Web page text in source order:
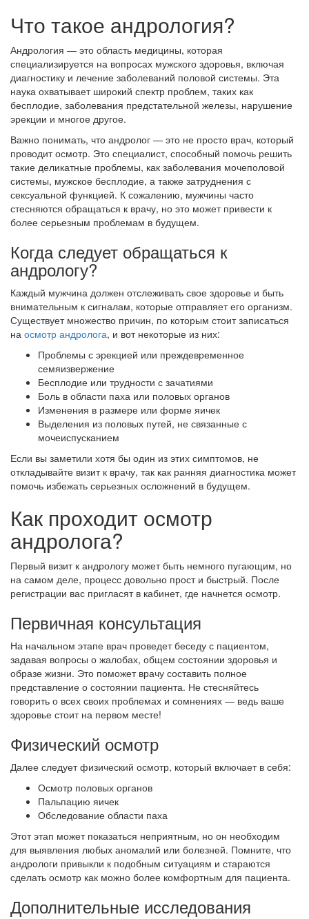
Что такое андрология?
Андрология — это область медицины, которая
специализируется на вопросах мужского здоровья, включая
диагностику и лечение заболеваний половой системы. Эта
наука охватывает широкий спектр проблем, таких как
бесплодие, заболевания предстательной железы, нарушение
эрекции и многое другое.
Важно понимать, что андролог — это не просто врач, который
проводит осмотр. Это специалист, способный помочь решить
такие деликатные проблемы, как заболевания мочеполовой
системы, мужское бесплодие, а также затруднения с
сексуальной функцией. К сожалению, мужчины часто
стесняются обращаться к врачу, но это может привести к
более серьезным проблемам в будущем.
Когда следует обращаться к
андрологу?
Каждый мужчина должен отслеживать свое здоровье и быть
внимательным к сигналам, которые отправляет его организм.
Существует множество причин, по которым стоит записаться
на осмотр андролога, и вот некоторые из них:
Проблемы с эрекцией или преждевременное
семяизвержение
Бесплодие или трудности с зачатиями
Боль в области паха или половых органов
Изменения в размере или форме яичек
Выделения из половых путей, не связанные с
мочеиспусканием
Если вы заметили хотя бы один из этих симптомов, не
откладывайте визит к врачу, так как ранняя диагностика может
помочь избежать серьезных осложнений в будущем.
Как проходит осмотр
андролога?
Первый визит к андрологу может быть немного пугающим, но
на самом деле, процесс довольно прост и быстрый. После
регистрации вас пригласят в кабинет, где начнется осмотр.
Первичная консультация
На начальном этапе врач проведет беседу с пациентом,
задавая вопросы о жалобах, общем состоянии здоровья и
образе жизни. Это поможет врачу составить полное
представление о состоянии пациента. Не стесняйтесь
говорить о всех своих проблемах и сомнениях — ведь ваше
здоровье стоит на первом месте!
Физический осмотр
Далее следует физический осмотр, который включает в себя:
Осмотр половых органов
Пальпацию яичек
Обследование области паха
Этот этап может показаться неприятным, но он необходим
для выявления любых аномалий или болезней. Помните, что
андрологи привыкли к подобным ситуациям и стараются
сделать осмотр как можно более комфортным для пациента.
Дополнительные исследования